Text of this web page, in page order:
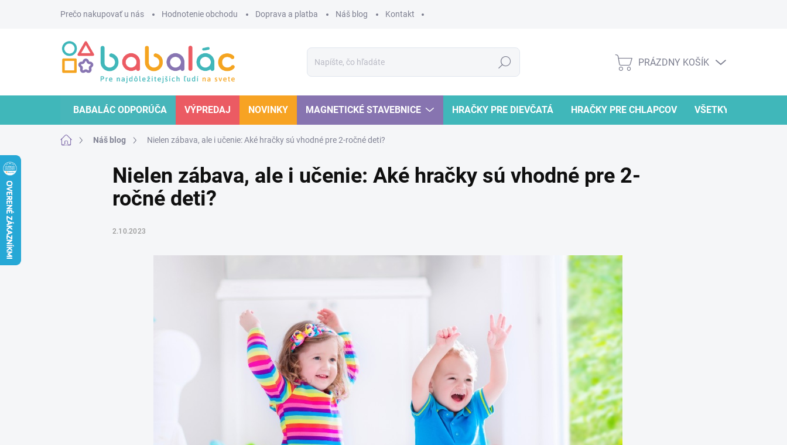
Prečo nakupovať u nás Hodnotenie obchodu Doprava a platba Náš blog Kontakt
Hľadať
NÁKUPNÝ
PRÁZDNY KOŠÍK
BABALÁC ODPORÚČA VÝPREDAJ NOVINKY MAGNETICKÉ STAVEBNICE HRAČKY PRE DIEVČATÁ HRAČKY PRE CHLAPCOV VŠETKY HRAČKY
DomovNáš blog Nielen zábava, ale i učenie: Aké hračky sú vhodné pre 2-ročné deti?
Nielen zábava, ale i učenie: Aké hračky sú vhodné pre 2-
ročné deti?
2.10.2023